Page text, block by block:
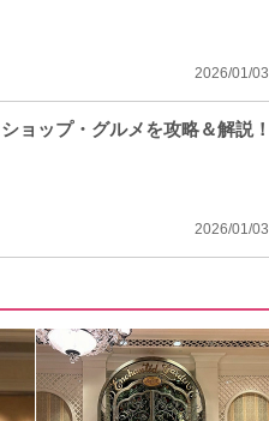
2026/01/03
ョップ・グルメを攻略＆解説！
2026/01/03